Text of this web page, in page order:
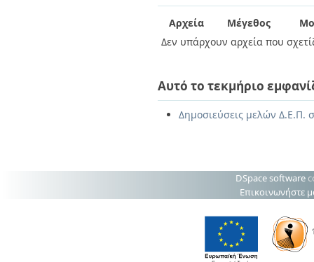
Αρχεία Μέγεθος
Δεν υπάρχουν αρχεία που
Αυτό το τεκμήριο
Δημοσιεύσεις μελών Δ.Ε.Π.
DSpace software
Επικοινωνήστε